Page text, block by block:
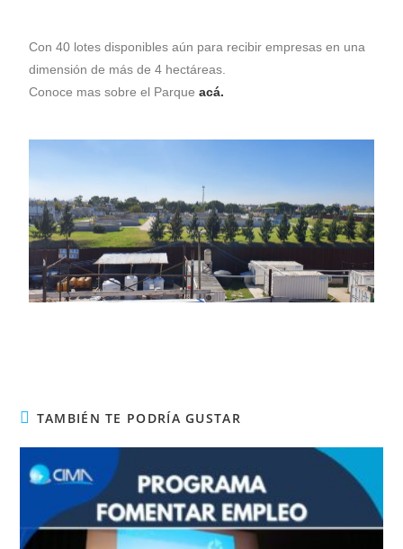
Con 40 lotes disponibles aún para recibir empresas en una
dimensión de más de 4 hectáreas.
Conoce mas sobre el Parqueacá.
TAMBIÉN TE PODRÍA GUSTAR